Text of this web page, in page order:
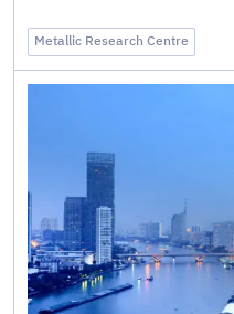
Metallic Research Centre